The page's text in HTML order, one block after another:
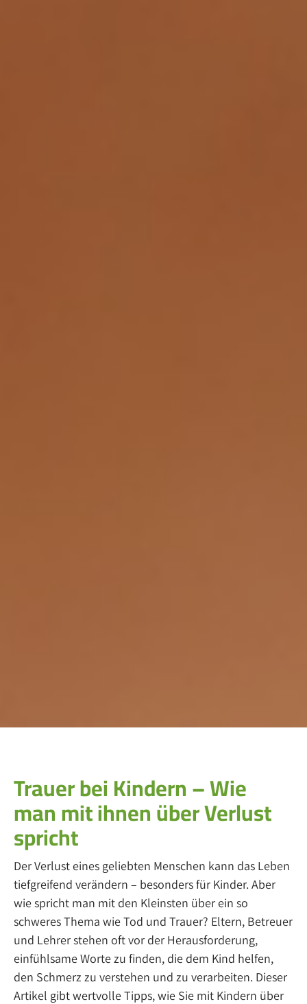
Trauer bei Kindern – Wie
man mit ihnen über Verlust
spricht
Der Verlust eines geliebten Menschen kann das Leben
tiefgreifend verändern – besonders für Kinder. Aber
wie spricht man mit den Kleinsten über ein so
schweres Thema wie Tod und Trauer? Eltern, Betreuer
und Lehrer stehen oft vor der Herausforderung,
einfühlsame Worte zu finden, die dem Kind helfen,
den Schmerz zu verstehen und zu verarbeiten. Dieser
Artikel gibt wertvolle Tipps, wie Sie mit Kindern über